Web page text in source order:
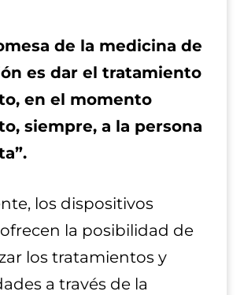
de la medicina de
es dar el tratamiento
en el momento
siempre, a la persona
los dispositivos
la posibilidad de
los tratamientos y
a través de la